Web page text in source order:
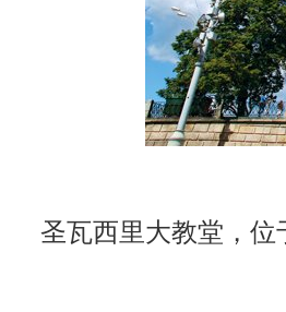
圣瓦西里大教堂，位